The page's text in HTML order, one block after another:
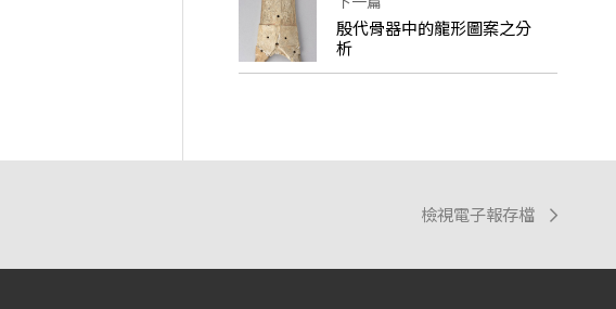
殷代骨器中的龍形圖案之分
析
檢視電子報存檔